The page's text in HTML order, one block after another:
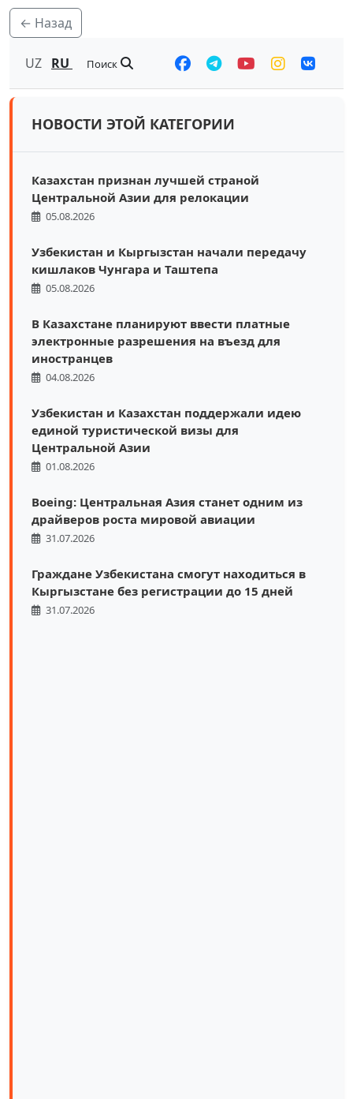
← Назад
UZ RU Поиск
НОВОСТИ ЭТОЙ КАТЕГОРИИ
Казахстан признан лучшей страной
Центральной Азии для релокации
05.08.2026
Узбекистан и Кыргызстан начали передачу
кишлаков Чунгара и Таштепа
05.08.2026
В Казахстане планируют ввести платные
электронные разрешения на въезд для
иностранцев
04.08.2026
Узбекистан и Казахстан поддержали идею
единой туристической визы для
Центральной Азии
01.08.2026
Boeing: Центральная Азия станет одним из
драйверов роста мировой авиации
31.07.2026
Граждане Узбекистана смогут находиться в
Кыргызстане без регистрации до 15 дней
31.07.2026